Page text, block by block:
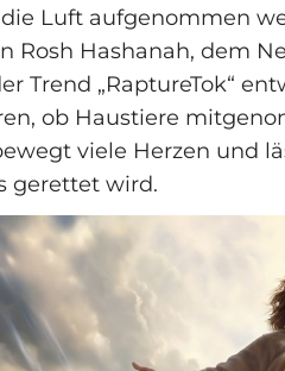
Luft aufgenommen
Rosh Hashanah, dem
Trend „RaptureTok“
ob Haustiere
viele Herzen und
gerettet wird.